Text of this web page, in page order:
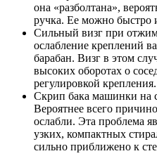
она «разболтана»,
ручка. Ее можно быстро
Сильный визг при
ослабление креплений
барабан. Визг в этом
высоких оборотах о
регулировкой крепления.
Скрип бака машинки на
Вероятнее всего
ослабли. Эта проблема
узких, компактных
сильно приближено к